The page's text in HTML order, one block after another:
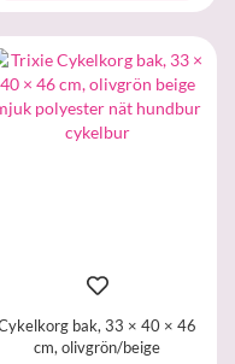
bak, 33 × 40 × 46
cm, olivgrön/beige